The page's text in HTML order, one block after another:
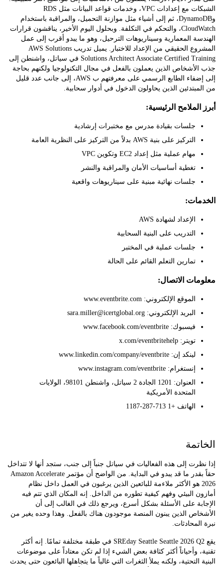
الشبكات مع إعدادات VPC، وخدمات قواعد البيانات مثل RDS
وDynamoDB، ثم إلى أشياء مثل موازنة التحميل، والمراقبة باستخدام
CloudWatch، والتحكم في التكلفة. وبحلول اليوم الأخير، يناقشون قرارات
المعمارية وسيناريوهات الترحيل، وهو ما يبدو أقرب إلى عمل
المشروع الحقيقي من الإعداد للاختبار. يميل تدريب AWS Solutions
Solutions Architect Associate Certified Training في سياتل، واشنطن إلى
الذين يعملون بالفعل في مجال التكنولوجيا ولكنهم بحاجة
إلى إضفاء الطابع الرسمي على معرفتهم ب AWS، إلى جانب عدد قليل
الذين يحاولون الدخول في أدوار سحابية.
الرئيسية:
جلسات بقيادة مدرس مع مختبرات إرشادية
التركيز على بنية AWS بدلاً من التركيز على النظرية العامة
مهام عملية مثل إعداد EC2 وتكوين VPC
تغطية أساسيات الأمان والمراقبة والنشر
جلسات نهائية مبنية على سيناريوهات واقعية
الإعداد لشهادة AWS
التدريب على البنية السحابية
جلسات عملية في المختبر
تمارين التعلم القائم على الحالة
الاتصال:
الموقع الإلكتروني: www.eventbrite.com
البريد الإلكتروني: sara.miller@icertglobal.org
فيسبوك: www.facebook.com/eventbrite
تويتر: x.com/eventbritehelp
لينكد إن: www.linkedin.com/company/eventbrite
إنستغرام: www.instagram.com/eventbrite
العنوان: 1201 الجادة 2 سياتل، واشنطن 98101، الولايات
المتحدة الأمريكية
الهاتف +1 713-287-1187
إلى هذه الفعاليات في سياتل جنباً إلى جنب، ستجد أنها لا تتداخل
حقاً بقدر ما قد يبدو في البداية. من الواضح أن مؤتمر Amazon Accelerate
هو الأكثر ملاءمة للبائعين الذين يرغبون في العمل داخل نظام
البيئي وفهم كيفية تطوره من الداخل. إنه المكان الذي تتم فيه
على الأسئلة بشكل أسرع، ويرجع ذلك في الغالب إلى أن
الذين يبنون المنصة موجودون هناك بالفعل. وهذا وحده يغير من
يقع SREday Seattle Seattle 2026 Q2 في طبقة مختلفة تمامًا. إنه أكثر
وأحياناً أكثر كثافة بعض الشيء إذا لم تكن معتاداً على موضوعات
التحتية، ولكنه يملأ الثغرات التي غالباً ما يتجاهلها البائعون حتى يحدث